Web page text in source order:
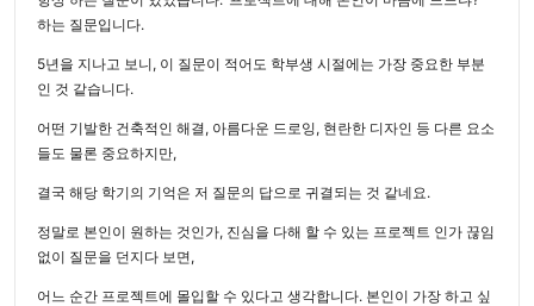
하는 질문입니다.
5년을 지나고 보니, 이 질문이 적어도 학부생 시절에는 가장 중요한 부분
인 것 같습니다.
어떤 기발한 건축적인 해결, 아름다운 드로잉, 현란한 디자인 등 다른 요소
들도 물론 중요하지만,
결국 해당 학기의 기억은 저 질문의 답으로 귀결되는 것 같네요.
정말로 본인이 원하는 것인가, 진심을 다해 할 수 있는 프로젝트 인가 끊임
없이 질문을 던지다 보면,
어느 순간 프로젝트에 몰입할 수 있다고 생각합니다. 본인이 가장 하고 싶